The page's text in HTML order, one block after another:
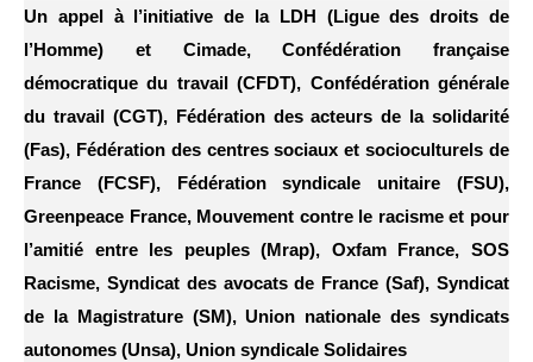
Un appel à l’initiative de la LDH (Ligue des droits de
l’Homme) et Cimade, Confédération française
démocratique du travail (CFDT), Confédération générale
du travail (CGT), Fédération des acteurs de la solidarité
(Fas), Fédération des centres sociaux et socioculturels de
France (FCSF), Fédération syndicale unitaire (FSU),
Greenpeace France, Mouvement contre le racisme et pour
l’amitié entre les peuples (Mrap), Oxfam France, SOS
Racisme, Syndicat des avocats de France (Saf), Syndicat
de la Magistrature (SM), Union nationale des syndicats
autonomes (Unsa), Union syndicale Solidaires